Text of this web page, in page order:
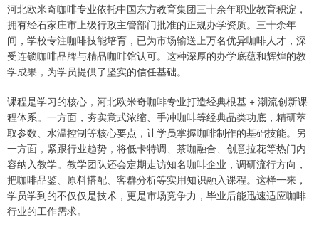
河北欧米奇咖啡专业依托中国东方教育集团三十余年职业教育积淀，
拥有经石家庄市上级行政主管部门批准的正规办学资质。三十余年
间，学校专注咖啡技能培育，已为市场输送上万名优异咖啡人才，深
受连锁咖啡品牌与精品咖啡馆认可。这种深厚的办学底蕴和辉煌的教
学成果，为学员提供了坚实的信任基础。
课程是学习的核心，河北欧米奇咖啡专业打造经典根基 + 潮流创新课
程体系。一方面，夯实意式浓缩、手冲咖啡等经典品类功底，精研萃
取参数、水温控制等核心要点，让学员掌握咖啡制作的基础技能。另
一方面，紧跟行业趋势，将低卡特调、茶咖融合、创意拉花等热门内
容纳入教学。教学团队还会定期走访知名咖啡企业，调研流行方向，
把咖啡品鉴、原料搭配、客群分析等实用知识融入课程。这样一来，
学员学到的不仅仅是技术，更是市场竞争力，毕业后能迅速适应咖啡
行业的工作需求。